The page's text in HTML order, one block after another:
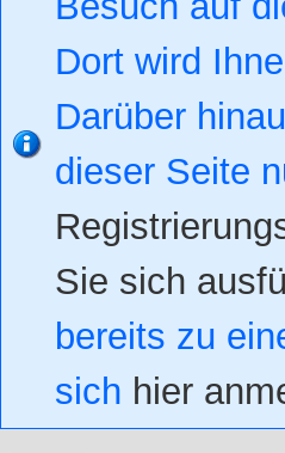
Dort wird
Darüber
dieser Seite
Sie sich
bereits zu
sich hier